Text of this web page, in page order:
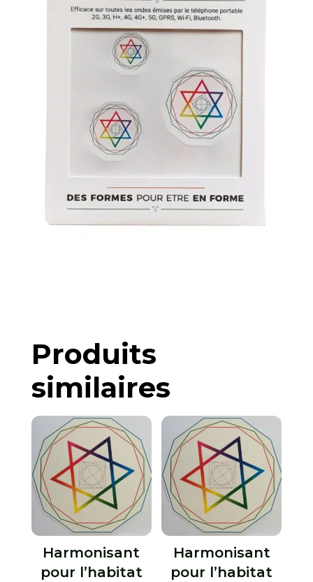
Produits
similaires
Harmonisant
pour l’habitat
Harmonisant
pour l’habitat